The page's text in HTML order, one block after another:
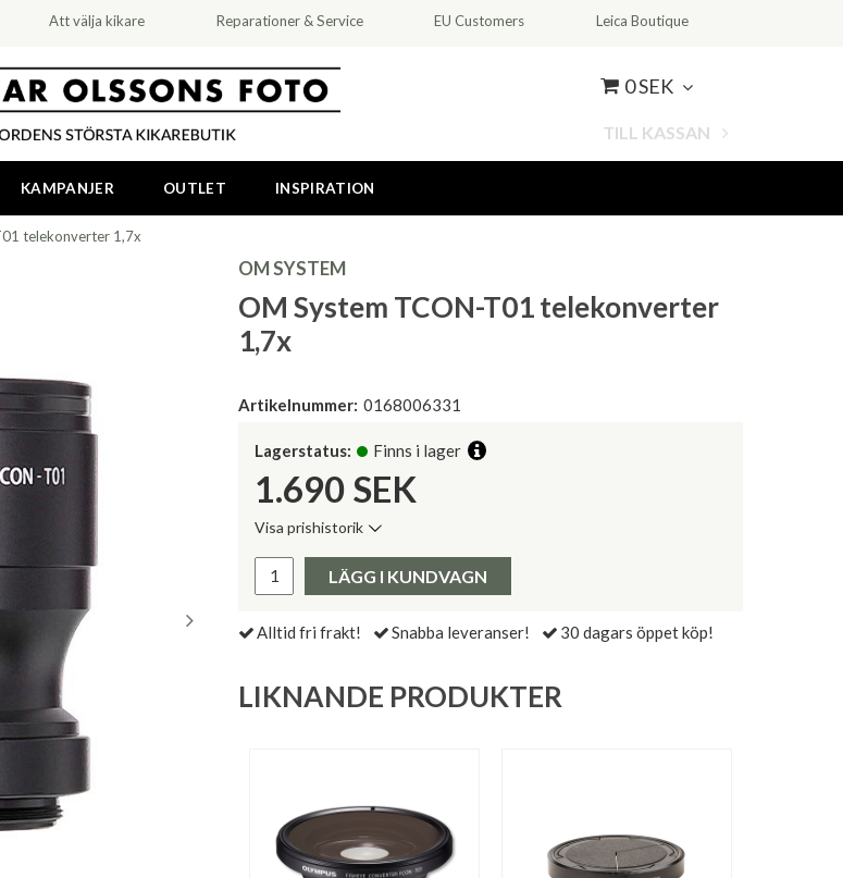
Att välja kikare Reparationer & Service EU Customers Leica Boutique
0 SEK
TILL KASSAN
KAMPANJER OUTLET INSPIRATION
telekonverter 1,7x
OM SYSTEM
OM System TCON-T01 telekonverter
1,7x
Artikelnummer: 0168006331
Lagerstatus: Finns i lager
1.690 SEK
Visa prishistorik
Pris:
LÄGG I KUNDVAGN
Alltid fri frakt! Snabba leveranser! 30 dagars öppet köp!
LIKNANDE PRODUKTER